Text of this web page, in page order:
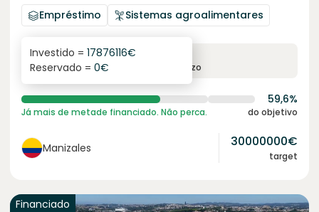
Empréstimo
Sistemas agroalimentares
6.1%
juro anual prazo
Investido = 17876116€
Reservado = 0€
59,6%
Já mais de metade financiado. Não perca. do objetivo
Manizales 30000000€
target
Financiado